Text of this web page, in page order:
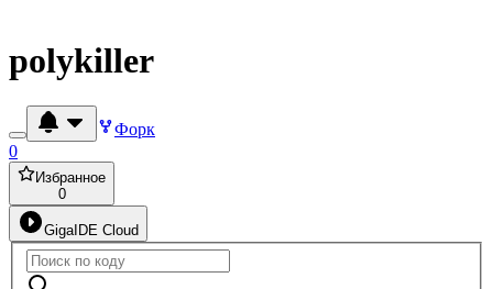
polykiller
Форк
0
Избранное
0
GigaIDE Cloud